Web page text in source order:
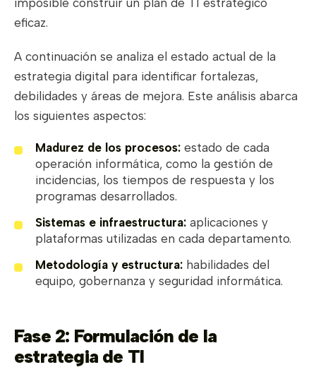
eficaz.
A continuación se analiza el estado actual de la
estrategia digital para identificar fortalezas,
debilidades y áreas de mejora. Este análisis abarca
los siguientes aspectos:
Madurez de los procesos: estado de cada
operación informática, como la gestión de
incidencias, los tiempos de respuesta y los
programas desarrollados.
Sistemas e infraestructura: aplicaciones y
plataformas utilizadas en cada departamento.
Metodología y estructura: habilidades del
equipo, gobernanza y seguridad informática.
Fase 2: Formulación de la
estrategia de TI